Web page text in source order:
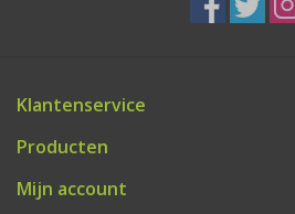
Klantenservice
Producten
Mijn account